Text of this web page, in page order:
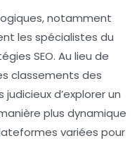
notamment
les spécialistes du
SEO. Au lieu de
classements des
d’explorer un
plus dynamique
variées pour